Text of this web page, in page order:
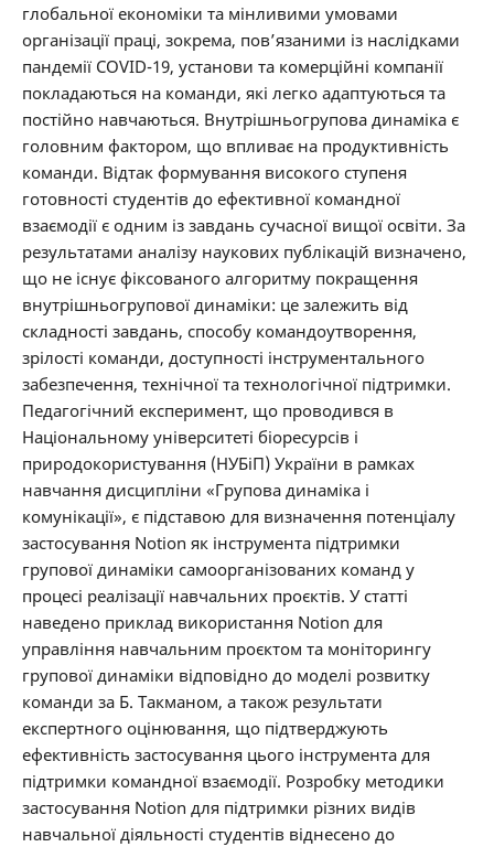
глобальної економіки та мінливими умовами
організації праці, зокрема, пов’язаними із наслідками
пандемії COVID-19, установи та комерційні компанії
покладаються на команди, які легко адаптуються та
постійно навчаються. Внутрішньогрупова динаміка є
головним фактором, що впливає на продуктивність
команди. Відтак формування високого ступеня
готовності студентів до ефективної командної
взаємодії є одним із завдань сучасної вищої освіти. За
результатами аналізу наукових публікацій визначено,
що не існує фіксованого алгоритму покращення
внутрішньогрупової динаміки: це залежить від
складності завдань, способу командоутворення,
зрілості команди, доступності інструментального
забезпечення, технічної та технологічної підтримки.
Педагогічний експеримент, що проводився в
Національному університеті біоресурсів і
природокористування (НУБіП) України в рамках
навчання дисципліни «Групова динаміка і
комунікації», є підставою для визначення потенціалу
застосування Notion як інструмента підтримки
групової динаміки самоорганізованих команд у
процесі реалізації навчальних проєктів. У статті
наведено приклад використання Notion для
управління навчальним проєктом та моніторингу
групової динаміки відповідно до моделі розвитку
команди за Б. Такманом, а також результати
експертного оцінювання, що підтверджують
ефективність застосування цього інструмента для
підтримки командної взаємодії. Розробку методики
застосування Notion для підтримки різних видів
навчальної діяльності студентів віднесено до